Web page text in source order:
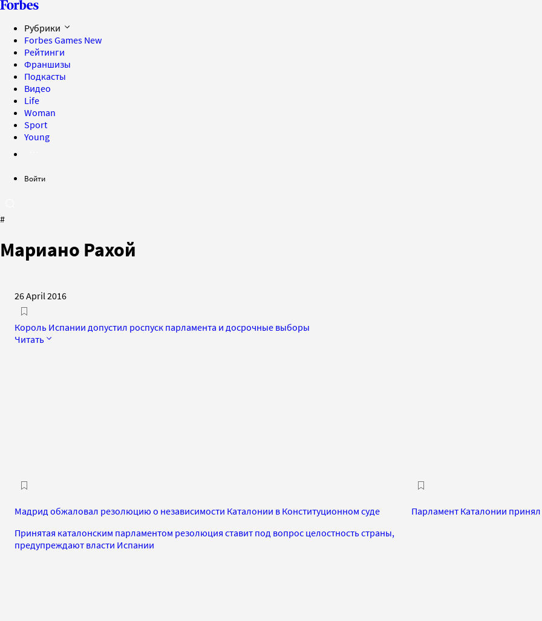
Рубрики
Forbes Games New
Рейтинги
Франшизы
Подкасты
Видео
Life
Woman
Sport
Young
Войти
#
Мариано Рахой
26 April 2016
Король Испании допустил роспуск парламента и досрочные выборы
Читать
Мадрид обжаловал резолюцию о независимости Каталонии в Конституционном суде
Принятая каталонским парламентом резолюция ставит под вопрос целостность страны,
предупреждают власти Испании
Парламент Каталонии